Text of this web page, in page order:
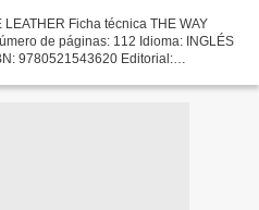
Ficha técnica THE WAY
de páginas: 112 Idioma: INGLÉS
9780521543620 Editorial: